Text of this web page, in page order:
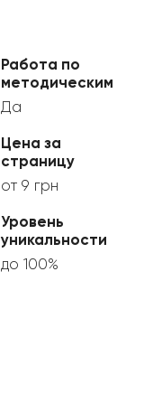
Работа по
методическим
Да
Цена за
страницу
от 9 грн
Уровень
уникальности
до 100%